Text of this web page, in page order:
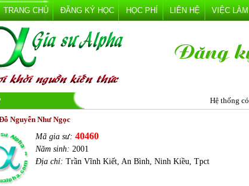
TRANG CHỦ ĐĂNG KÝ HỌC HỌC PHÍ LIÊN HỆ VIỆC LÀM
Hệ thống có
Nguyễn Như Ngọc
Mã gia sư: 40460
Năm sinh: 2001
Địa chỉ: Trần Vĩnh Kiết, An Bình, Ninh Kiều, Tpct